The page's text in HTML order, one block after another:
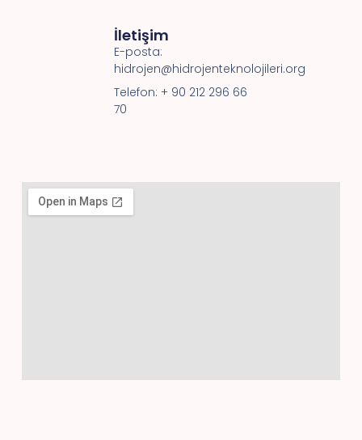
İletişim
E-posta:
hidrojen@hidrojenteknolojileri.org
Telefon: + 90 212 296 66
70